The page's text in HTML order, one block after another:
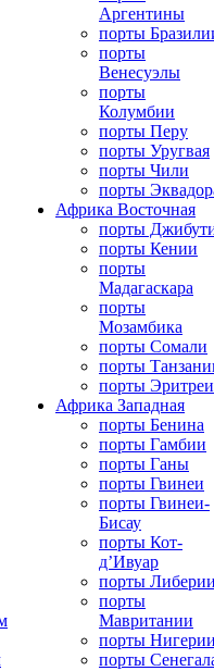
Аргентины
порты
порты
Венесуэлы
порты
Колумбии
порты Перу
порты Уругвая
порты Чили
порты
Африка Восточная
порты
порты Кении
порты
Мадагаскара
порты
Мозамбика
порты Сомали
порты
порты Эритреи
Африка Западная
порты Бенина
порты Гамбии
порты Ганы
порты Гвинеи
порты Гвинеи-
Бисау
порты Кот-
д’Ивуар
порты
порты
Мавритании
порты
порты